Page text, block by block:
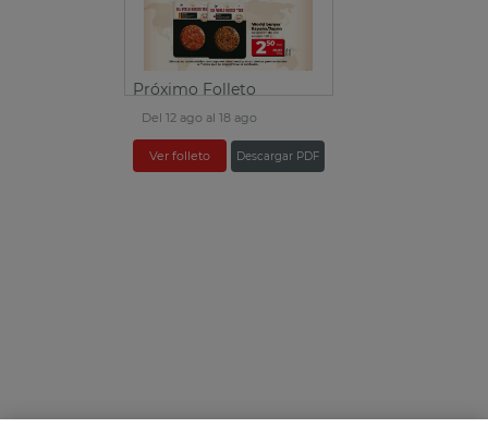
Próximo Folleto
Del 12 ago al 18 ago
Ver folleto Descargar PDF